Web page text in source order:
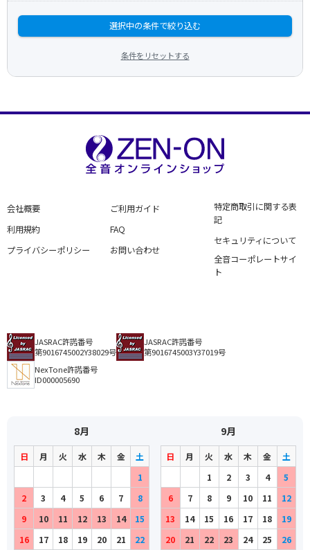
選択中の条件で絞り込む
条件をリセットする
会社概要
利用規約
プライバシーポリシー
ご利用ガイド
FAQ
お問い合わせ
特定商取引に関する表
記
セキュリティについて
全音コーポレートサイ
ト
JASRAC許諾番号
第9016745002Y38029号
JASRAC許諾番号
第9016745003Y37019号
NexTone許諾番号
ID000005690
8月
日 月 火 水 木 金
土
1
2
3 4 5 6 7
8
9
10 11 12 13 14
15
16
17 18 19 20 21 22
9月
日 月 火 水 木 金
土
1
2 3 4
5
6
7 8 9 10 11
12
13
14 15 16 17 18
19
20
21 22 23 24 25 26